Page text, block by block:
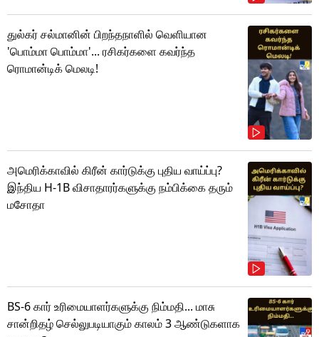
துல்கர் சல்மானின் பிறந்தநாளில் வெளியான
'பொம்மா பொம்மா'... ரசிகர்களை கவர்ந்த
ரொமான்டிக் மெலடி!
அமெரிக்காவில் கிரீன் கார்டுக்கு புதிய வாய்ப்பு?
இந்திய H-1B விசாதாரர்களுக்கு நம்பிக்கை தரும்
மசோதா
BS-6 கார் உரிமையாளர்களுக்கு நிம்மதி... மாசு
சான்றிதழ் செல்லுபடியாகும் காலம் 3 ஆண்டுகளாக